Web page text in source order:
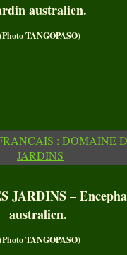
australien.
(Photo TANGOPASO)
–
australien.
(Photo TANGOPASO)